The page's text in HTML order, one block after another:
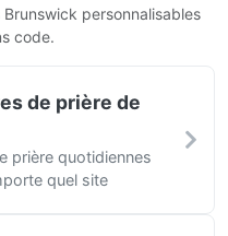
personnalisables
code.
de prière de
prière quotidiennes
quel site